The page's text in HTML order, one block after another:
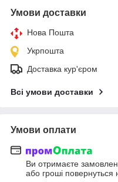
Умови доставки
Нова Пошта
Укрпошта
Доставка кур'єром
Всі умови доставки
Умови оплати
Ви отримаєте
або гроші повернуться